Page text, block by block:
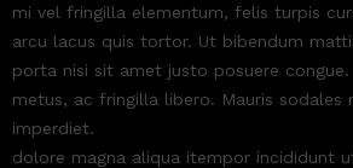
mi vel fringilla elementum, felis turpis
arcu lacus quis tortor. Ut bibendum
porta nisi sit amet justo posuere
metus, ac fringilla libero. Mauris sodales
imperdiet.
dolore magna aliqua itempor incididunt